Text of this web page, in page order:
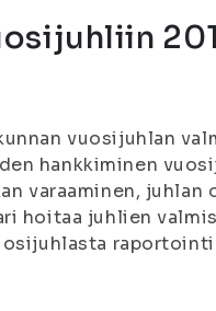
vuosijuhlan
hankkiminen
varaaminen, juhlan
hoitaa juhlien